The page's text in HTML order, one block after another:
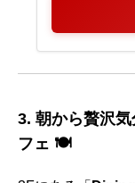
3. 朝から贅沢
フェ 🍽️